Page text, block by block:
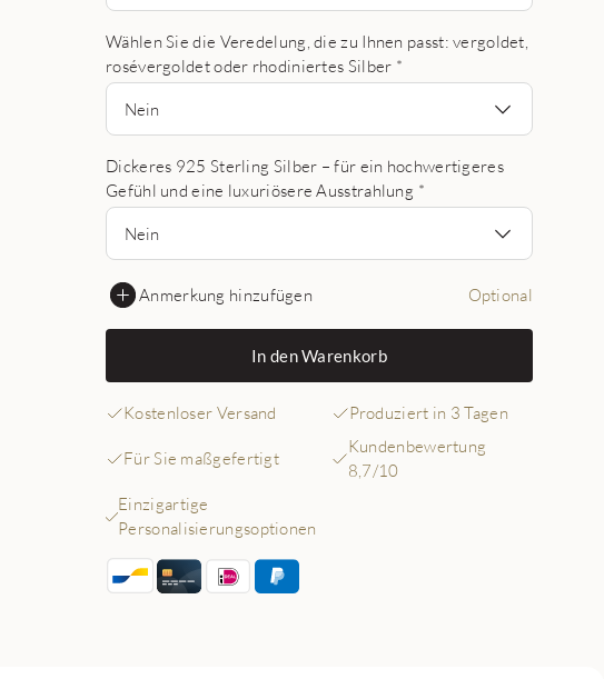
Wählen Sie die Veredelung, die zu Ihnen passt: vergoldet,
rosévergoldet oder rhodiniertes Silber *
Nein
Dickeres 925 Sterling Silber – für ein hochwertigeres
Gefühl und eine luxuriösere Ausstrahlung *
Nein
Anmerkung hinzufügen Optional
In den Warenkorb
Kostenloser Versand Produziert in 3 Tagen
Für Sie maßgefertigt
Kundenbewertung
8,7/10
Einzigartige
Personalisierungsoptionen